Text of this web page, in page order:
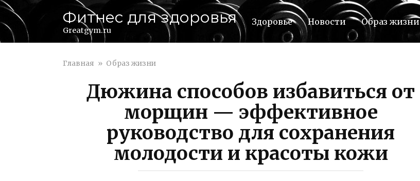
Перейти
контенту
Фитнес для здоровья
Greatgym.ru
Здоровье Новости Образ жизни
Главная » Образ жизни
Дюжина способов избавиться от
морщин — эффективное
руководство для сохранения
молодости и красоты кожи